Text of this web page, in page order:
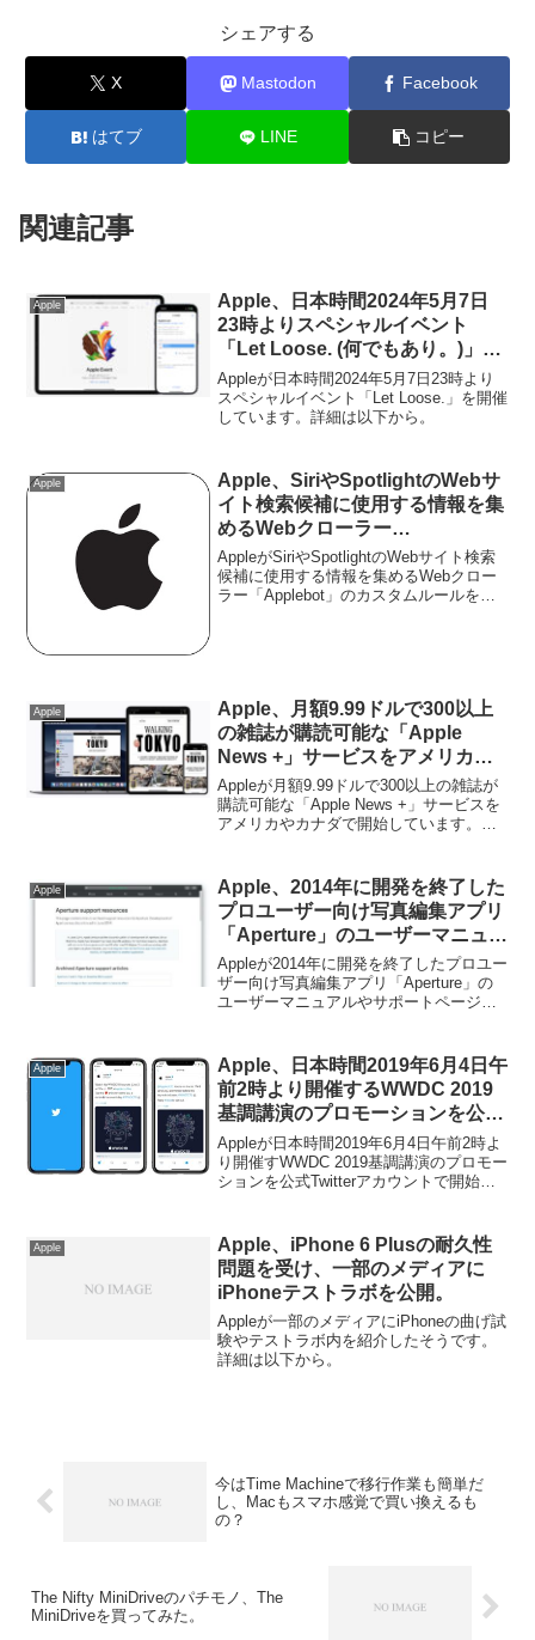
シェアする
X Mastodon Facebook
はてブ LINE コピー
関連記事
Apple
Apple、日本時間2024年5月7日
23時よりスペシャルイベント
「Let Loose. (何でもあり。)」を
開催。
Appleが日本時間2024年5月7日23時より
スペシャルイベント「Let Loose.」を開催
しています。詳細は以下から。
Apple
Apple、SiriやSpotlightのWebサ
イト検索候補に使用する情報を集
めるWebクローラー
「Applebot」のカスタムルール
を公開。
AppleがSiriやSpotlightのWebサイト検索
候補に使用する情報を集めるWebクロー
ラー「Applebot」のカスタムルールを公
Apple
Apple、月額9.99ドルで300以上
の雑誌が購読可能な「Apple
News +」サービスをアメリカや
カナダで開始。
Appleが月額9.99ドルで300以上の雑誌が
購読可能な「Apple News +」サービスを
アメリカやカナダで開始しています。詳
Apple
Apple、2014年に開発を終了した
プロユーザー向け写真編集アプリ
「Aperture」のユーザーマニュア
ルやサポートページをまとめた
「Aperture support
resources」を公開。
Appleが2014年に開発を終了したプロユー
ザー向け写真編集アプリ「Aperture」の
ユーザーマニュアルやサポートページを
Apple
Apple、日本時間2019年6月4日午
前2時より開催するWWDC 2019
基調講演のプロモーションを公式
Twitterアカウントで開始。
Appleが日本時間2019年6月4日午前2時よ
り開催すWWDC 2019基調講演のプロモー
ションを公式Twitterアカウントで開始し
Apple
Apple、iPhone 6 Plusの耐久性
問題を受け、一部のメディアに
iPhoneテストラボを公開。
Appleが一部のメディアにiPhoneの曲げ試
験やテストラボ内を紹介したそうです。
詳細は以下から。
今はTime Machineで移行作業も簡単だ
し、Macもスマホ感覚で買い換えるも
の？
The Nifty MiniDriveのパチモノ、The
MiniDriveを買ってみた。